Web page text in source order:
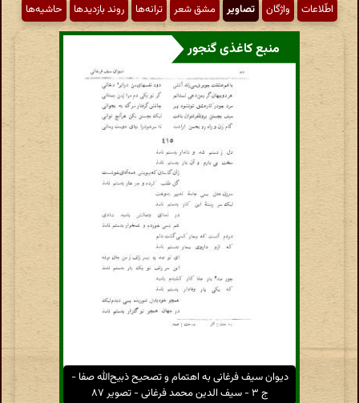
اطّلاعات واژگان تصاویر مشق شعر ترانه‌ها روند بازدیدها حاشیه‌ها
منبع کاغذی گنجور
دیوان سیف فرغانی به اهتمام و تصحیح ذبیح‌الله صفا -
ج ۳ - سیف الدین محمد فرغانی - تصویر ۸۷